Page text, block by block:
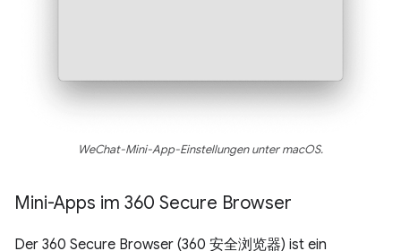
WeChat-Mini-App-Einstellungen unter macOS.
Mini-Apps im 360 Secure Browser
Der 360 Secure Browser (360 安全浏览器) ist ein